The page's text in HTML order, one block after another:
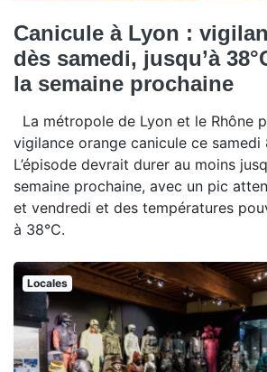
Canicule à Lyon :
dès samedi, jusqu’à
la semaine prochaine
La métropole de Lyon et le Rhône
vigilance orange canicule ce samedi
L’épisode devrait durer au moins
semaine prochaine, avec un pic
et vendredi et des températures
à 38°C.
Locales